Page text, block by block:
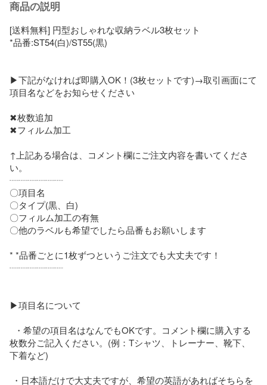
商品の説明
[送料無料] 円型おしゃれな収納ラベル3枚セット
*品番:ST54(白)/ST55(黒)
▶下記がなければ即購入OK！(3枚セットです)→取引画面にて
項目名などをお知らせください
✖枚数追加
✖フィルム加工
↑上記ある場合は、コメント欄にご注文内容を書いてくださ
い。
┈┈┈┈┈┈
〇項目名
〇タイプ(黒、白)
〇フィルム加工の有無
〇他のラベルも希望でしたら品番もお願いします
* *品番ごとに1枚ずつというご注文でも大丈夫です！
┈┈┈┈┈┈
▶項目名について
枚数分ご記入ください。(例：Tシャツ、トレーナー、靴下、
下着など)